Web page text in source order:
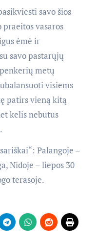
savo šios
praeitos vasaros
ėmė ir
savo pastarųjų
metų
visiems
patirs vieną kitą
kelis nebūtus
Palangoje –
Nidoje – liepos 30
terasoje.